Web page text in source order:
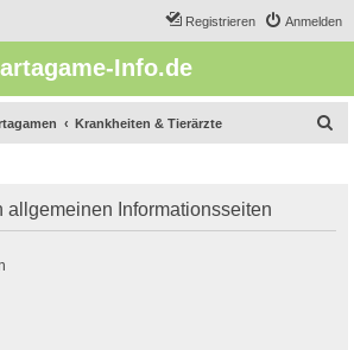
Anmelden
Registrieren
Info.de
Krankheiten & Tierärzte
e
allgemeinen Informationsseiten